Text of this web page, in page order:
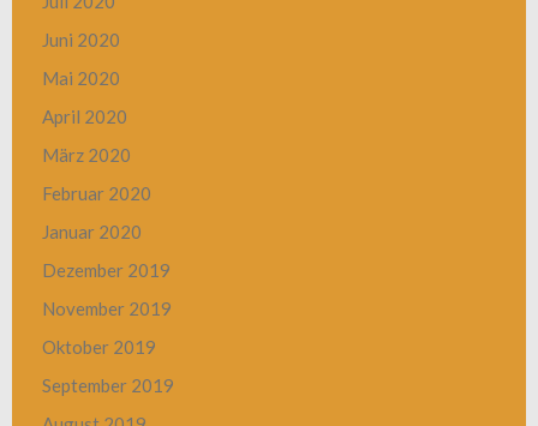
Juni 2020
Mai 2020
April 2020
März 2020
Februar 2020
Januar 2020
Dezember 2019
November 2019
Oktober 2019
September 2019